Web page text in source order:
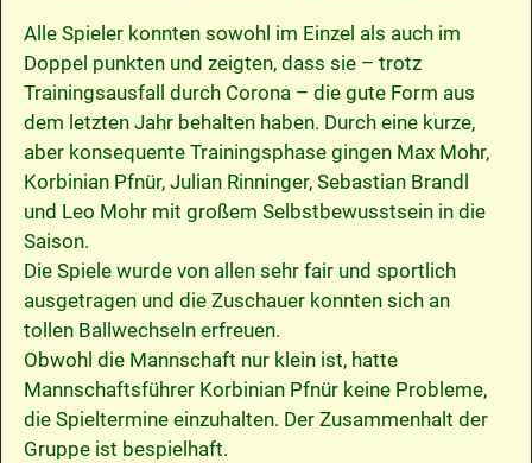
Alle Spieler konnten sowohl im Einzel als auch im
Doppel punkten und zeigten, dass sie – trotz
Trainingsausfall durch Corona – die gute Form aus
dem letzten Jahr behalten haben. Durch eine kurze,
aber konsequente Trainingsphase gingen Max Mohr,
Korbinian Pfnür, Julian Rinninger, Sebastian Brandl
und Leo Mohr mit großem Selbstbewusstsein in die
Saison.
Die Spiele wurde von allen sehr fair und sportlich
ausgetragen und die Zuschauer konnten sich an
tollen Ballwechseln erfreuen.
Obwohl die Mannschaft nur klein ist, hatte
Mannschaftsführer Korbinian Pfnür keine Probleme,
die Spieltermine einzuhalten. Der Zusammenhalt der
Gruppe ist bespielhaft.